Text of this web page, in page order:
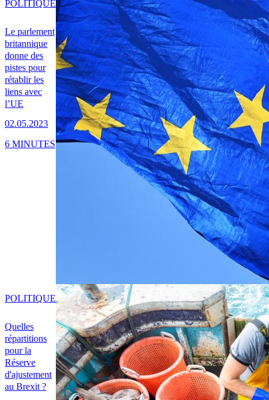
Le parlement
britannique
donne des
pistes pour
rétablir les
liens avec
l’UE
02.05.2023
POLITIQUE
6 MINUTES
Quelles
répartitions
pour la
Réserve
d'ajustement
au Brexit ?
POLITIQUE